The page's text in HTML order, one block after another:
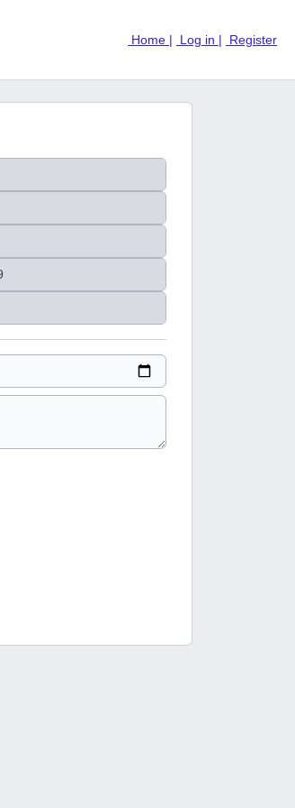
Home | Log in | Register